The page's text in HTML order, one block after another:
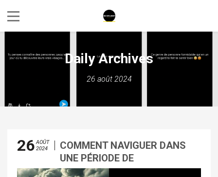
Daily Archives
26 août 2024
26 AOÛT
2024
COMMENT NAVIGUER DANS
UNE PÉRIODE DE
TURBULENCES ?